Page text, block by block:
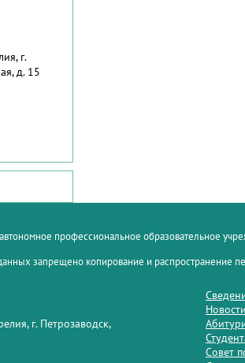
г.
д. 15
профессиональное образовательное
запрещено копирование и распространение
г. Петрозаводск,
Новости
Совет